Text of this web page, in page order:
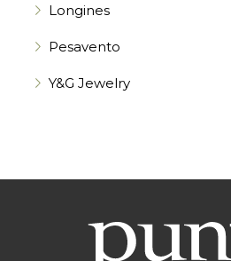
Longines
Pesavento
Y&G Jewelry